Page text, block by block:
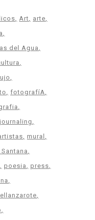
Art
arte
del Agua
fotografíA
journaling
mural
poesia
press